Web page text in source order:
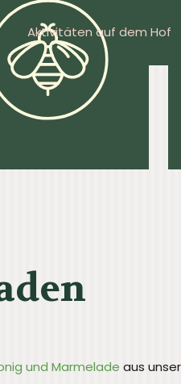
Aktivitäten auf dem Hof
und Marmelade aus